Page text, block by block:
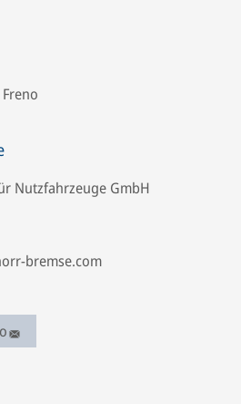
Nutzfahrzeuge GmbH
bremse.com